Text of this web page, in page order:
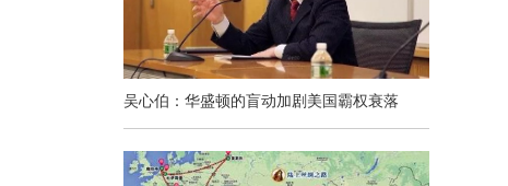
吴心伯：华盛顿的盲动加剧美国霸权衰落